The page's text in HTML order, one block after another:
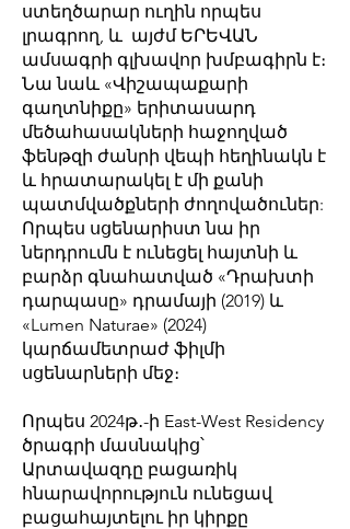
ստեղծարար ուղին որպես
լրագրող, և այժմ ԵՐԵՎԱՆ
ամսագրի գլխավոր խմբագիրն է։
Նա նաև «Վիշապաքարի
գաղտնիքը» երիտասարդ
մեծահասակների հաջողված
ֆենթզի ժանրի վեպի հեղինակն է
և հրատարակել է մի քանի
պատմվածքների ժողովածուներ:
Որպես սցենարիստ նա իր
ներդրումն է ունեցել հայտնի և
բարձր գնահատված «Դրախտի
դարպասը» դրամայի (2019) և
«Lumen Naturae» (2024)
կարճամետրաժ ֆիլմի
սցենարների մեջ։
Որպես 2024թ․-ի East-West Residency
ծրագրի մասնակից՝
Արտավազդը բացառիկ
հնարավորություն ունեցավ
բացահայտելու իր կիրքը